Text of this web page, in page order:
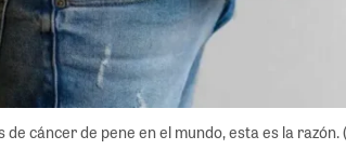
de cáncer de pene en el mundo, esta es la razón.